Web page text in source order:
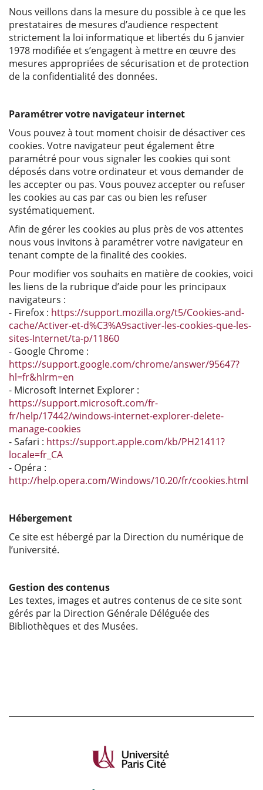
Nous veillons dans la mesure du possible à ce que les
prestataires de mesures d’audience respectent
strictement la loi informatique et libertés du 6 janvier
1978 modifiée et s’engagent à mettre en œuvre des
mesures appropriées de sécurisation et de protection
de la confidentialité des données.
Paramétrer votre navigateur internet
Vous pouvez à tout moment choisir de désactiver ces
cookies. Votre navigateur peut également être
paramétré pour vous signaler les cookies qui sont
déposés dans votre ordinateur et vous demander de
les accepter ou pas. Vous pouvez accepter ou refuser
les cookies au cas par cas ou bien les refuser
systématiquement.
Afin de gérer les cookies au plus près de vos attentes
nous vous invitons à paramétrer votre navigateur en
tenant compte de la finalité des cookies.
Pour modifier vos souhaits en matière de cookies, voici
les liens de la rubrique d’aide pour les principaux
navigateurs :
- Firefox : https://support.mozilla.org/t5/Cookies-and-
cache/Activer-et-d%C3%A9sactiver-les-cookies-que-les-
sites-Internet/ta-p/11860
- Google Chrome :
https://support.google.com/chrome/answer/95647?
hl=fr&hlrm=en
- Microsoft Internet Explorer :
https://support.microsoft.com/fr-
fr/help/17442/windows-internet-explorer-delete-
manage-cookies
- Safari : https://support.apple.com/kb/PH21411?
locale=fr_CA
- Opéra :
http://help.opera.com/Windows/10.20/fr/cookies.html
Hébergement
Ce site est hébergé par la Direction du numérique de
l’université.
Gestion des contenus
Les textes, images et autres contenus de ce site sont
gérés par la Direction Générale Déléguée des
Bibliothèques et des Musées.